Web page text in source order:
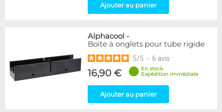
Ajouter au panier
Alphacool -
Boite à onglets pour tube rigide
5/5 - 6 avis
16,90 €
En stock
Expédition immédiate
Ajouter au panier